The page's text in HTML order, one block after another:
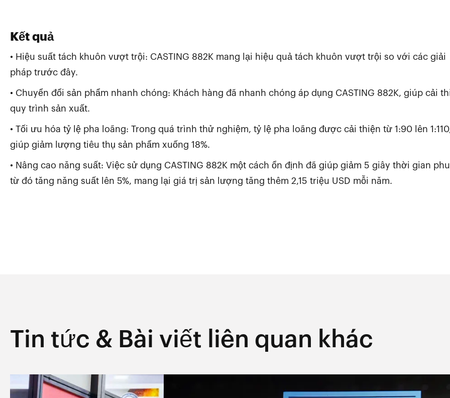
Kết quả
• Hiệu suất tách khuôn vượt trội: CASTING 882K mang lại hiệu quả tách khuôn vượt trội so với các giải
pháp trước đây.
• Chuyển đổi sản phẩm nhanh chóng: Khách hàng đã nhanh chóng áp dụng CASTING 882K, giúp cải
quy trình sản xuất.
• Tối ưu hóa tỷ lệ pha loãng: Trong quá trình thử nghiệm, tỷ lệ pha loãng được cải thiện từ 1:90 lên
giúp giảm lượng tiêu thụ sản phẩm xuống 18%.
• Nâng cao năng suất: Việc sử dụng CASTING 882K một cách ổn định đã giúp giảm 5 giây thời gian
từ đó tăng năng suất lên 5%, mang lại giá trị sản lượng tăng thêm 2,15 triệu USD mỗi năm.
Tin tức & Bài viết liên quan khác